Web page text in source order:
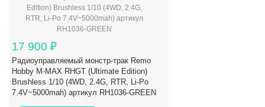
17 900 ₽
Радиоуправляемый монстр-трак Remo
Hobby M-MAX RHGT (Ultimate Edition)
Brushless 1/10 (4WD, 2.4G, RTR, Li-Po
7.4V~5000mah) артикул RH1036-GREEN